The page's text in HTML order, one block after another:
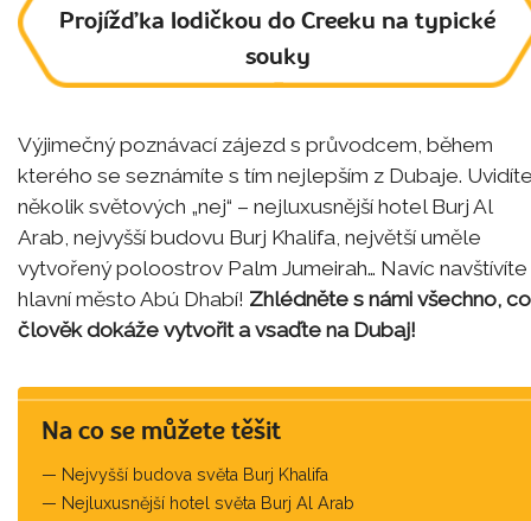
Projížďka lodičkou do Creeku na typické
souky
Výjimečný poznávací zájezd s průvodcem, během
kterého se seznámíte s tím nejlepším z Dubaje.
několik světových „nej“ – nejluxusnější hotel Burj Al
Arab, nejvyšší budovu Burj Khalifa, největší uměle
vytvořený poloostrov Palm Jumeirah… Navíc navštívíte
hlavní město Abú Dhabí! Zhlédněte s námi všechno, co
člověk dokáže vytvořit a vsaďte na Dubaj!
Na co se můžete těšit
Nejvyšší budova světa Burj Khalifa
Nejluxusnější hotel světa Burj Al Arab